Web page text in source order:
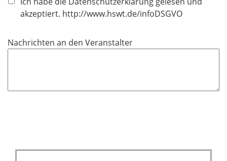
l
h
akzeptiert. http://www.hswt.de/infoDSGVO
Nachrichten an den Veranstalter